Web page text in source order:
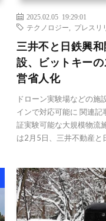
2025.02.05 19:29:01
テクノロジー
プレスリ
三井不と日鉄興
設、ビットキー
営省人化
ドローン実験場などの施
インで対応可能に 関連
証実験可能な大規模物流
は2月5日、三井不動産と